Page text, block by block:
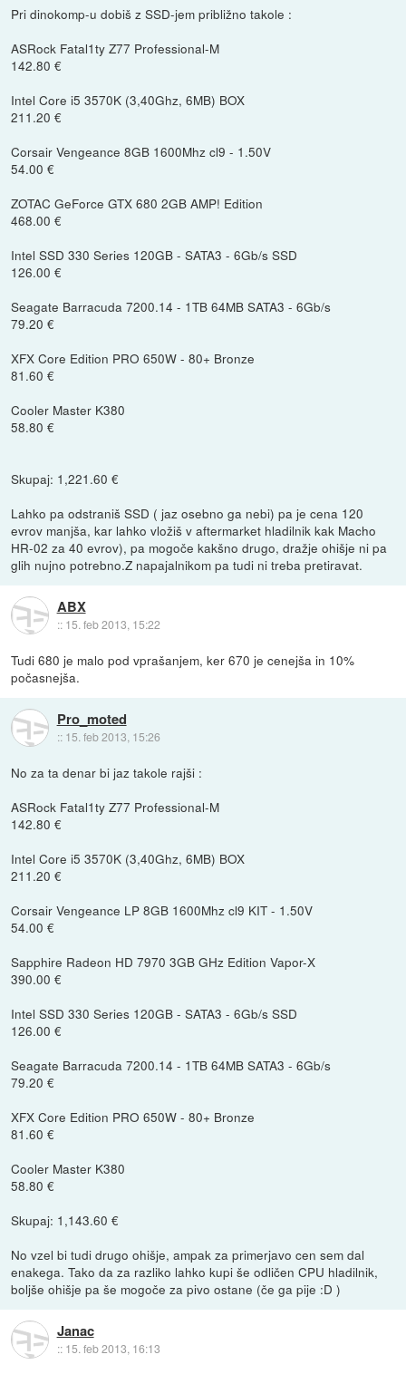
Pri dinokomp-u dobiš z SSD-jem približno takole :
ASRock Fatal1ty Z77 Professional-M
142.80 €
Intel Core i5 3570K (3,40Ghz, 6MB) BOX
211.20 €
Corsair Vengeance 8GB 1600Mhz cl9 - 1.50V
54.00 €
ZOTAC GeForce GTX 680 2GB AMP! Edition
468.00 €
Intel SSD 330 Series 120GB - SATA3 - 6Gb/s SSD
126.00 €
Seagate Barracuda 7200.14 - 1TB 64MB SATA3 - 6Gb/s
79.20 €
XFX Core Edition PRO 650W - 80+ Bronze
81.60 €
Cooler Master K380
58.80 €
Skupaj: 1,221.60 €
Lahko pa odstraniš SSD ( jaz osebno ga nebi) pa je cena 120
evrov manjša, kar lahko vložiš v aftermarket hladilnik kak Macho
HR-02 za 40 evrov), pa mogoče kakšno drugo, dražje ohišje ni pa
glih nujno potrebno.Z napajalnikom pa tudi ni treba pretiravat.
ABX
:: 15. feb 2013, 15:22
Tudi 680 je malo pod vprašanjem, ker 670 je cenejša in 10%
počasnejša.
Pro_moted
:: 15. feb 2013, 15:26
No za ta denar bi jaz takole rajši :
ASRock Fatal1ty Z77 Professional-M
142.80 €
Intel Core i5 3570K (3,40Ghz, 6MB) BOX
211.20 €
Corsair Vengeance LP 8GB 1600Mhz cl9 KIT - 1.50V
54.00 €
Sapphire Radeon HD 7970 3GB GHz Edition Vapor-X
390.00 €
Intel SSD 330 Series 120GB - SATA3 - 6Gb/s SSD
126.00 €
Seagate Barracuda 7200.14 - 1TB 64MB SATA3 - 6Gb/s
79.20 €
XFX Core Edition PRO 650W - 80+ Bronze
81.60 €
Cooler Master K380
58.80 €
Skupaj: 1,143.60 €
No vzel bi tudi drugo ohišje, ampak za primerjavo cen sem dal
enakega. Tako da za razliko lahko kupi še odličen CPU hladilnik,
boljše ohišje pa še mogoče za pivo ostane (če ga pije :D )
Janac
:: 15. feb 2013, 16:13